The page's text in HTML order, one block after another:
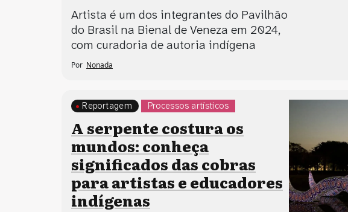
Artista é um dos integrantes do Pavilhão
do Brasil na Bienal de Veneza em 2024,
com curadoria de autoria indígena
Por Nonada
Processos artísticos
Reportagem
A serpente costura os
mundos: conheça
significados das cobras
para artistas e educadores
indígenas